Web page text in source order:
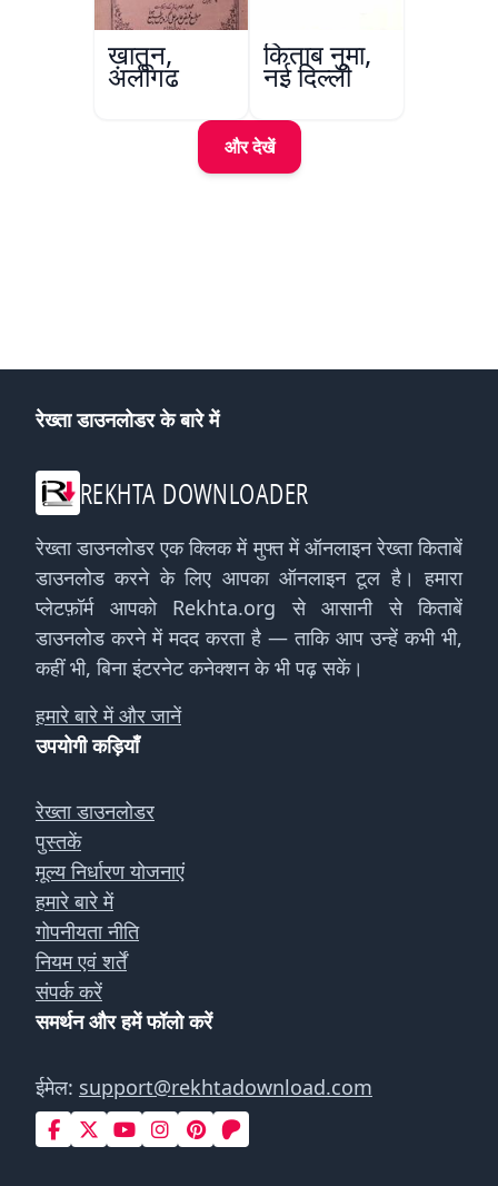
ख़ातून,
अलीगढ़
किताब नुमा,
नई दिल्ली
और देखें
रेख्ता डाउनलोडर के बारे में
REKHTA DOWNLOADER
रेख्ता डाउनलोडर एक क्लिक में मुफ्त में ऑनलाइन रेख्ता किताबें
डाउनलोड करने के लिए आपका ऑनलाइन टूल है। हमारा
प्लेटफ़ॉर्म आपको Rekhta.org से आसानी से किताबें
डाउनलोड करने में मदद करता है — ताकि आप उन्हें कभी भी,
कहीं भी, बिना इंटरनेट कनेक्शन के भी पढ़ सकें।
हमारे बारे में और जानें
उपयोगी कड़ियाँ
रेख्ता डाउनलोडर
पुस्तकें
मूल्य निर्धारण योजनाएं
हमारे बारे में
गोपनीयता नीति
नियम एवं शर्तें
संपर्क करें
समर्थन और हमें फॉलो करें
ईमेल: support@rekhtadownload.com